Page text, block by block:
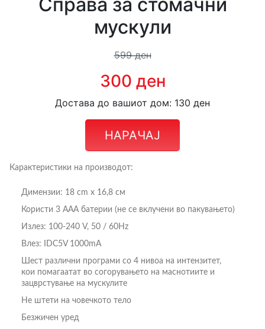
мускули
599 ден
300 ден
Достава до вашиот дом: 130 ден
НАРАЧАЈ
Карактеристики на производот:
Димензии: 18 cm x 16,8 см
Користи 3 ААА батерии (не се вклучени во пакувањето)
Излез: 100-240 V, 50 / 60Hz
Влез: IDC5V 1000mA
Шест различни програми со 4 нивоа на интензитет,
кои помагаатат во согорувањето на маснотиите и
зацврстување на мускулите
Не штети на човечкото тело
Безжичен уред